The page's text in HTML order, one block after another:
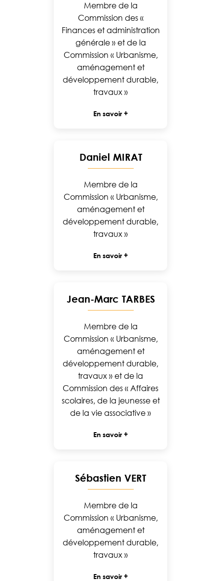
Membre de la
Commission des «
Finances et administration
générale » et de la
Commission « Urbanisme,
aménagement et
développement durable,
travaux »
En savoir +
Daniel MIRAT
Membre de la
Commission « Urbanisme,
aménagement et
développement durable,
travaux »
En savoir +
Jean-Marc TARBES
Membre de la
Commission « Urbanisme,
aménagement et
développement durable,
travaux » et de la
Commission des « Affaires
scolaires, de la jeunesse et
de la vie associative »
En savoir +
Sébastien VERT
Membre de la
Commission « Urbanisme,
aménagement et
développement durable,
travaux »
En savoir +